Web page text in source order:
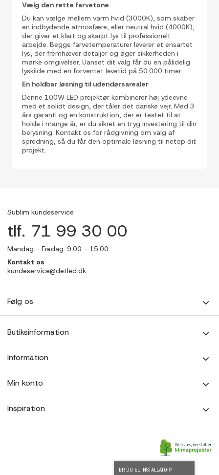
Vælg den rette farvetone
Du kan vælge mellem varm hvid (3000K), som skaber
en indbydende atmosfære, eller neutral hvid (4000K),
der giver et klart og skarpt lys til professionelt
arbejde. Begge farvetemperaturer leverer et ensartet
lys, der fremhæver detaljer og øger sikkerheden i
mørke omgivelser. Uanset dit valg får du en pålidelig
lyskilde med en forventet levetid på 50.000 timer.
En holdbar løsning til udendørsarealer
Denne 100W LED projektør kombinerer høj ydeevne
med et solidt design, der tåler det danske vejr. Med 3
års garanti og en konstruktion, der er testet til at
holde i mange år, er du sikret en tryg investering til din
belysning. Kontakt os for rådgivning om valg af
spredning, så du får den optimale løsning til netop dit
projekt.
Sublim kundeservice
tlf. 71 99 30 00
Mandag - Fredag: 9.00 - 15.00
Kontakt os
kundeservice@detled.dk
Følg os
Butiksinformation
Information
Min konto
Inspiration
ER DU EL-INSTALLATØR?